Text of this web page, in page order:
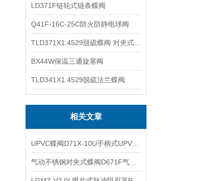
LD371F链轮式链条蝶阀
Q41F-16C-25C防火防静电球阀
BX44W保温三通旋塞阀
TLD341X1.4529脱硫法兰蝶阀
相关文章